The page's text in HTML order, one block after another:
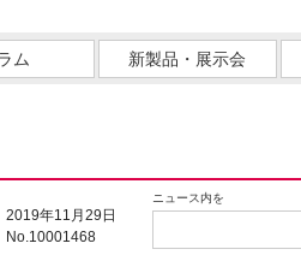
ム 新製品・展示会
ニュース内を
2019年11月29日
No.10001468